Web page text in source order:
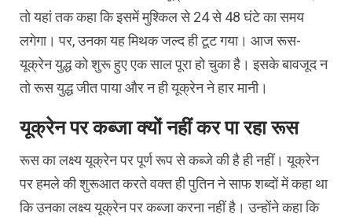
तो यहां तक कहा कि इसमें मुश्किल से 24 से 48 घंटे का समय
लगेगा। पर, उनका यह मिथक जल्द ही टूट गया। आज रूस-
यूक्रेन युद्ध को शुरू हुए एक साल पूरा हो चुका है। इसके बावजूद न
तो रूस युद्ध जीत पाया और न ही यूक्रेन ने हार मानी।
यूक्रेन पर कब्जा क्यों नहीं कर पा रहा रूस
रूस का लक्ष्य यूक्रेन पर पूर्ण रूप से कब्जे की है ही नहीं। यूक्रेन
पर हमले की शुरूआत करते वक्त ही पुतिन ने साफ शब्दों में कहा था
कि उनका लक्ष्य यूक्रेन पर कब्जा करना नहीं है। उन्होंने कहा कि